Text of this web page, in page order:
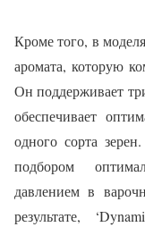
Кроме того, в
аромата, которую
Он поддерживает
обеспечивает
одного сорта
подбором
давлением в
результате,